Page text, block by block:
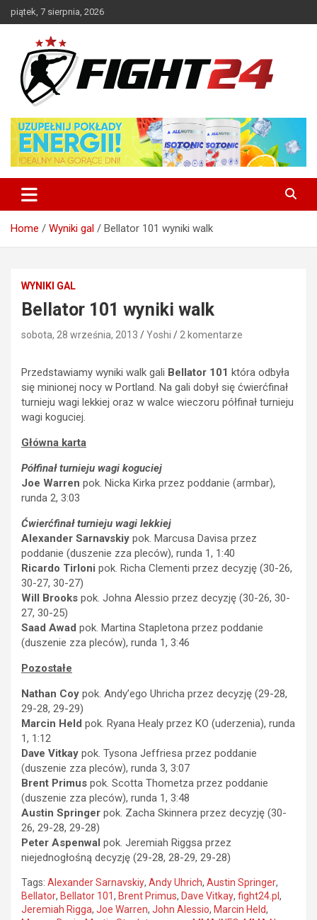
Skip
to
piątek, 7 sierpnia, 2026
FIGHT24.PL – MMA i K-1, UFC
Home Wyniki gal Bellator 101 wyniki walk
WYNIKI GAL
Bellator 101 wyniki walk
sobota, 28 września, 2013 Yoshi 2 komentarze
Przedstawiamy wyniki walk gali Bellator 101 która odbyła
się minionej nocy w Portland. Na gali dobył się ćwierćfinał
turnieju wagi lekkiej oraz w walce wieczoru półfinał turnieju
wagi koguciej.
Główna karta
Półfinał turnieju wagi koguciej
Joe Warren pok. Nicka Kirka przez poddanie (armbar),
runda 2, 3:03
Ćwierćfinał turnieju wagi lekkiej
Alexander Sarnavskiy pok. Marcusa Davisa przez
poddanie (duszenie zza pleców), runda 1, 1:40
Ricardo Tirloni pok. Richa Clementi przez decyzję (30-26,
30-27, 30-27)
Will Brooks pok. Johna Alessio przez decyzję (30-26, 30-
27, 30-25)
Saad Awad pok. Martina Stapletona przez poddanie
(duszenie zza pleców), runda 1, 3:46
Pozostałe
Nathan Coy pok. Andy’ego Uhricha przez decyzję (29-28,
29-28, 29-29)
Marcin Held pok. Ryana Healy przez KO (uderzenia), runda
1, 1:12
Dave Vitkay pok. Tysona Jeffriesa przez poddanie
(duszenie zza pleców), runda 3, 3:07
Brent Primus pok. Scotta Thometza przez poddanie
(duszenie zza pleców), runda 1, 3:48
Austin Springer pok. Zacha Skinnera przez decyzję (30-
26, 29-28, 29-28)
Peter Aspenwal pok. Jeremiah Riggsa przez
niejednogłośną decyzję (29-28, 28-29, 29-28)
Tags: Alexander Sarnavskiy, Andy Uhrich, Austin Springer,
Bellator, Bellator 101, Brent Primus, Dave Vitkay, fight24.pl ,
Jeremiah Rigga, Joe Warren, John Alessio, Marcin Held,